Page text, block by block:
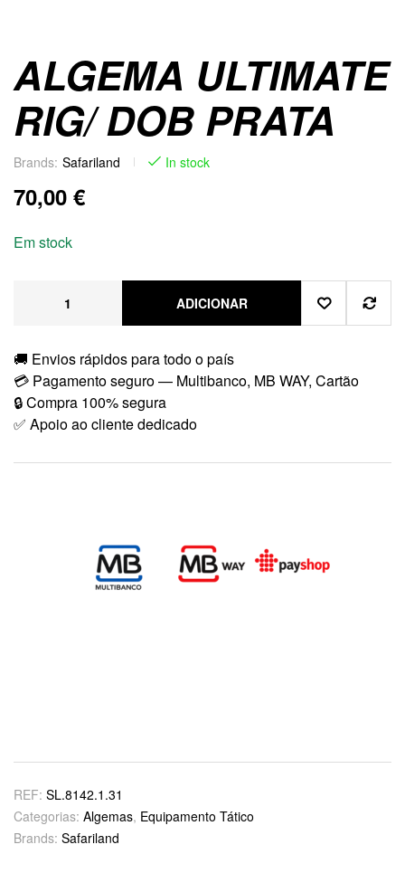
ALGEMA ULTIMATE
RIG/ DOB PRATA
Brands: Safariland In stock
70,00 €
Em stock
ADICIONAR
🚚 Envios rápidos para todo o país
💳 Pagamento seguro — Multibanco, MB WAY, Cartão
🔒 Compra 100% segura
✅ Apoio ao cliente dedicado
REF: SL.8142.1.31
Categorias: Algemas, Equipamento Tático
Brands: Safariland